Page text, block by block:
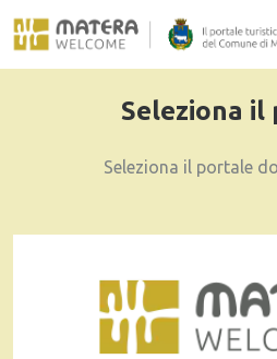
Seleziona il
Seleziona il portale